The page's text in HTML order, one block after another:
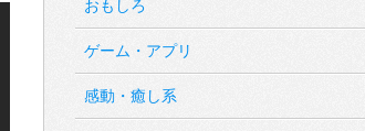
おもしろ
ゲーム・アプリ
感動・癒し系